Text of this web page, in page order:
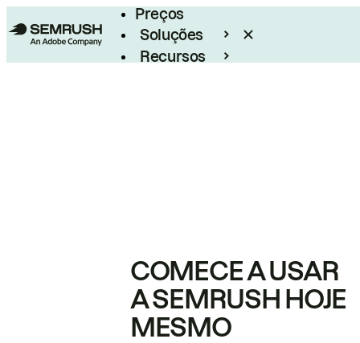
Preços
Soluções
Recursos
COMECE A USAR
A SEMRUSH HOJE
MESMO